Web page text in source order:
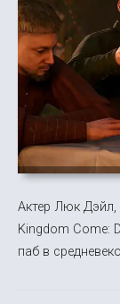
Актер Люк Дэйл,
Kingdom Come:
паб в